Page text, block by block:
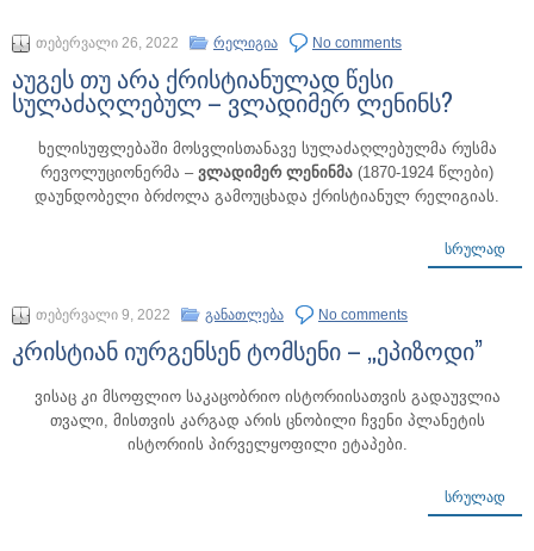
თებერვალი 26, 2022 რელიგია No comments
აუგეს თუ არა ქრისტიანულად წესი
სულაძაღლებულ – ვლადიმერ ლენინს?
ხელისუფლებაში მოსვლისთანავე სულაძაღლებულმა რუსმა
რევოლუციონერმა – ვლადიმერ ლენინმა (1870-1924 წლები)
დაუნდობელი ბრძოლა გამოუცხადა ქრისტიანულ რელიგიას.
ᲡᲠᲣᲚᲐᲓ
თებერვალი 9, 2022 განათლება No comments
კრისტიან იურგენსენ ტომსენი – „ეპიზოდი”
ვისაც კი მსოფლიო საკაცობრიო ისტორიისათვის გადაუვლია
თვალი, მისთვის კარგად არის ცნობილი ჩვენი პლანეტის
ისტორიის პირველყოფილი ეტაპები.
ᲡᲠᲣᲚᲐᲓ